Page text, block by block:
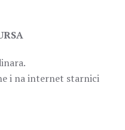
i na internet starnici